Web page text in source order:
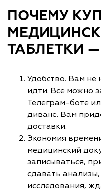
ПОЧЕМУ
ТАБЛЕТКИ
Удобство. Вам не
идти. Все можно
Телеграм-боте
диване. Вам
доставки.
Экономия
медицинский
записываться,
сдавать
исследования,